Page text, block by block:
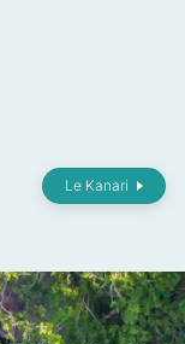
Le Kanari